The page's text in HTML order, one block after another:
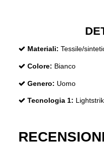
Materiali: Tessile/
Colore: Bianco
Genero: Uomo
Tecnologia 1:
RECENSIONI